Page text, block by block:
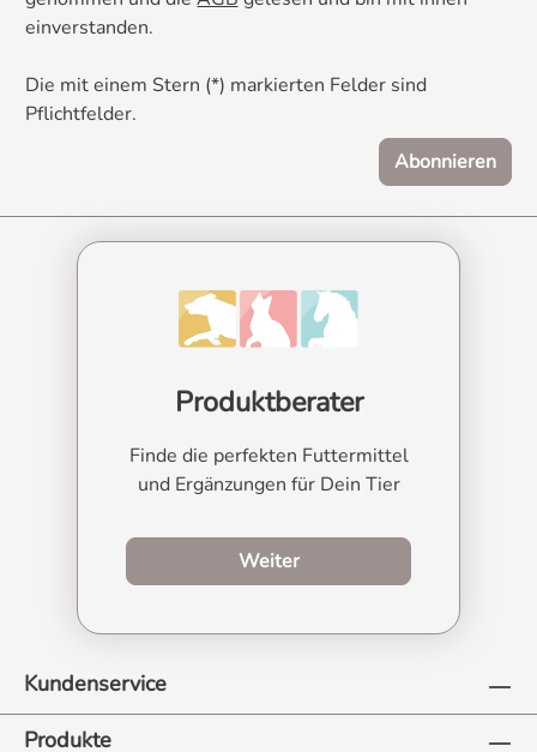
einverstanden.
Die mit einem Stern (*) markierten Felder sind
Pflichtfelder.
Abonnieren
Produktberater
Finde die perfekten Futtermittel
und Ergänzungen für Dein Tier
Weiterzum Produktberater
Kundenservice
Produkte